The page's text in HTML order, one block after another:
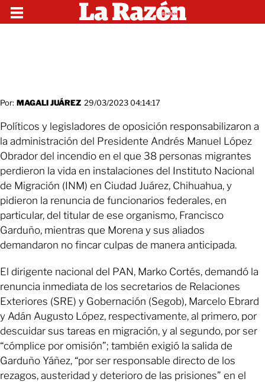
Por: MAGALI JUÁREZ 29/03/2023 04:14:17
Políticos y legisladores de oposición responsabilizaron a
la administración del Presidente Andrés Manuel López
Obrador del incendio en el que 38 personas migrantes
perdieron la vida en instalaciones del Instituto Nacional
de Migración (INM) en Ciudad Juárez, Chihuahua, y
pidieron la renuncia de funcionarios federales, en
particular, del titular de ese organismo, Francisco
Garduño, mientras que Morena y sus aliados
demandaron no fincar culpas de manera anticipada.
El dirigente nacional del PAN, Marko Cortés, demandó la
renuncia inmediata de los secretarios de Relaciones
Exteriores (SRE) y Gobernación (Segob), Marcelo Ebrard
y Adán Augusto López, respectivamente, al primero, por
descuidar sus tareas en migración, y al segundo, por ser
“cómplice por omisión”; también exigió la salida de
Garduño Yáñez, “por ser responsable directo de los
rezagos, austeridad y deterioro de las prisiones” en el